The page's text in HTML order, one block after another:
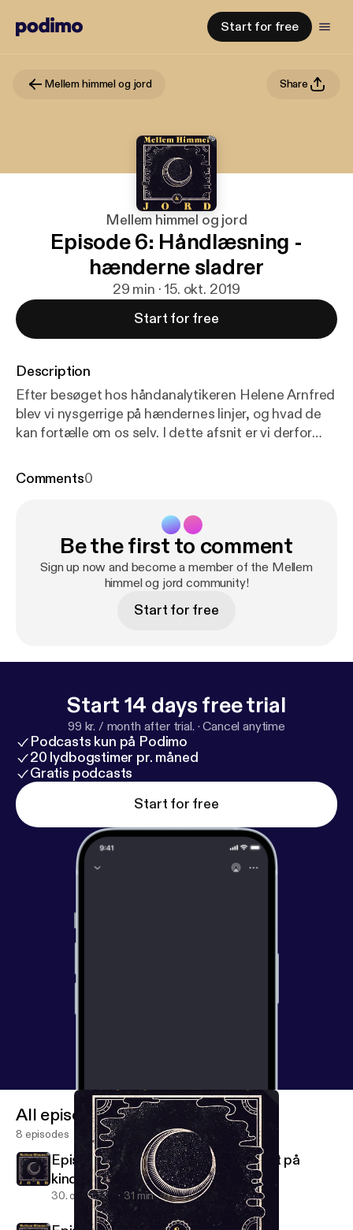
Start for free
Mellem himmel og jord Share
Mellem himmel og jord
Episode 6: Håndlæsning -
hænderne sladrer
29 min · 15. okt. 2019
Start for free
Description
Efter besøget hos håndanalytikeren Helene Arnfred
blev vi nysgerrige på hændernes linjer, og hvad de
kan fortælle om os selv. I dette afsnit er vi derfor
personlighedslæser og sjælehealer. Krumme læser
metode, hvor klienten med lukkede øjne skal tegne
sin egen hånd. Hvordan det foregår, kan du høre i
dette afsnit. Tilrettelæggelse og produktion: Cecilie
Wortziger. Musik: Frej Levin.
Comments0
Be the first to comment
Sign up now and become a member of the Mellem
himmel og jord community!
Start for free
Start 14 days free trial
99 kr. / month after trial. ·Cancel anytime
Podcasts kun på Podimo
20 lydbogstimer pr. måned
Gratis podcasts
Start for free
All episodes
8 episodes
Episode 8: Engleskolen - et vindpust på
kinden
30. okt. 2019 31 min